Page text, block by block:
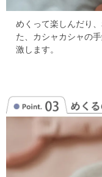
めくって楽しんだり
た、カシャカシャの
激します。